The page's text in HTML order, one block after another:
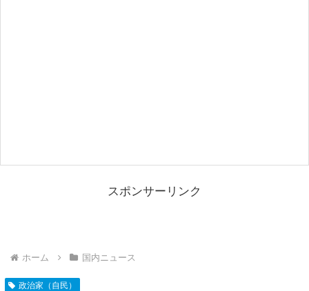
スポンサーリンク
ホーム 国内ニュース
政治家（自民）